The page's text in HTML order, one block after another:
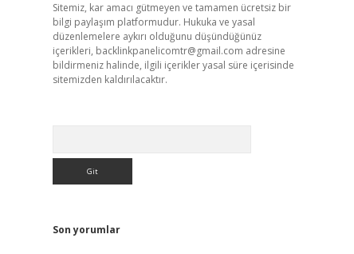
Sitemiz, kar amacı gütmeyen ve tamamen ücretsiz bir
bilgi paylaşım platformudur. Hukuka ve yasal
düzenlemelere aykırı olduğunu düşündüğünüz
içerikleri, backlinkpanelicomtr@gmail.com adresine
bildirmeniz halinde, ilgili içerikler yasal süre içerisinde
sitemizden kaldırılacaktır.
Son yorumlar